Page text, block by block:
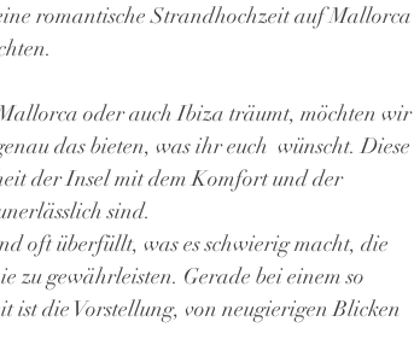
romantische Strandhochzeit auf Mallorca
oder auch Ibiza träumt, möchten wir
das bieten, was ihr euch  wünscht. Diese
der Insel mit dem Komfort und der
sind.
oft überfüllt, was es schwierig macht, die
zu gewährleisten. Gerade bei einem so
ist die Vorstellung, von neugierigen Blicken